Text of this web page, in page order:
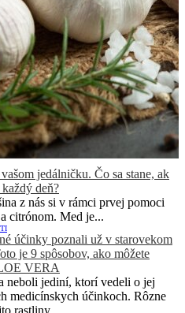
jedálničku. Čo sa stane, ak
deň?
z nás si v rámci prvej pomoci
citrónom. Med je...
účinky poznali už v starovekom
je 9 spôsobov, ako môžete
VERA
neboli jediní, ktorí vedeli o jej
medicínskych účinkoch. Rôzne
rastliny...